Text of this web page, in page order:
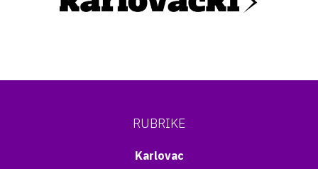
RUBRIKE
Karlovac